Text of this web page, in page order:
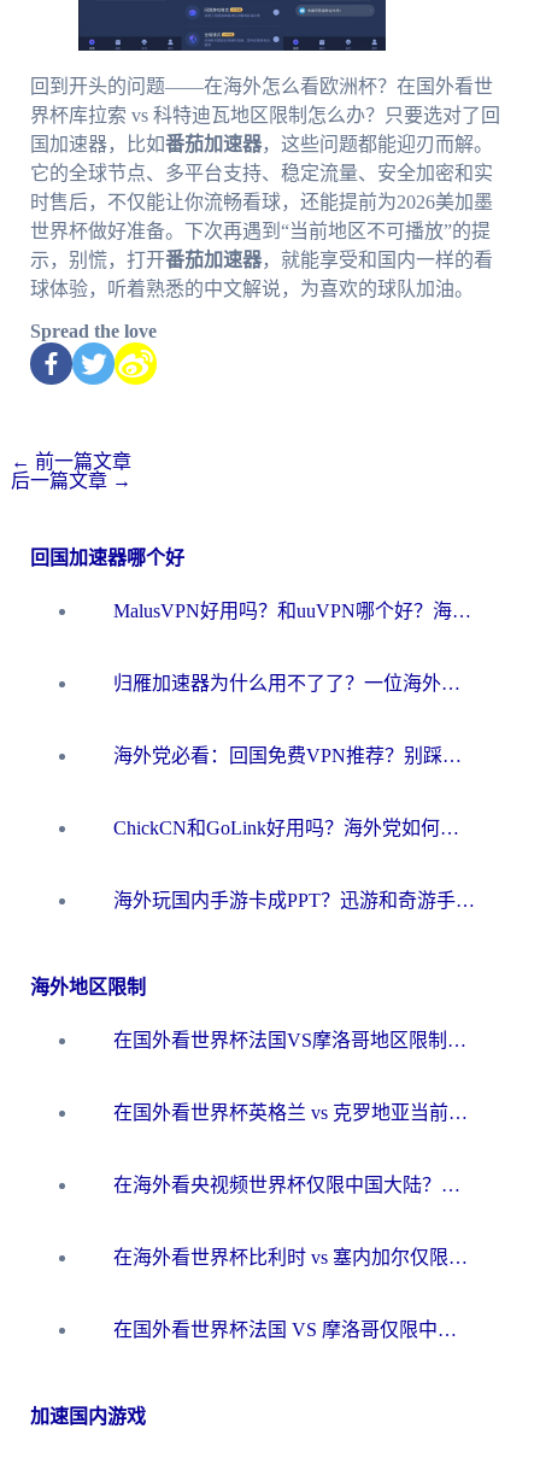
回到开头的问题——在海外怎么看欧洲杯？在国外看世
界杯库拉索 vs 科特迪瓦地区限制怎么办？只要选对了回
国加速器，比如番茄加速器，这些问题都能迎刃而解。
它的全球节点、多平台支持、稳定流量、安全加密和实
时售后，不仅能让你流畅看球，还能提前为2026美加墨
世界杯做好准备。下次再遇到“当前地区不可播放”的提
示，别慌，打开番茄加速器，就能享受和国内一样的看
球体验，听着熟悉的中文解说，为喜欢的球队加油。
Spread the love
← 前一篇文章
后一篇文章 →
回国加速器哪个好
MalusVPN好用吗？和uuVPN哪个好？海外党无缝访问国内资源的真实对比与选择指南
归雁加速器为什么用不了了？一位海外游子的真实困惑与技术解答
海外党必看：回国免费VPN推荐？别踩坑！教你选对加速器无缝刷国内资源
ChickCN和GoLink好用吗？海外党如何选对回国加速器
海外玩国内手游卡成PPT？迅游和奇游手游哪个好？一篇讲透回国加速器怎么选
海外地区限制
在国外看世界杯法国VS摩洛哥地区限制？这篇指南让你流畅看中文解说无压力
在国外看世界杯英格兰 vs 克罗地亚当前地区不可播放？这篇指南帮你搞定所有海外观赛难题
在海外看央视频世界杯仅限中国大陆？这篇指南帮你解锁中文解说+无卡顿直播
在海外看世界杯比利时 vs 塞内加尔仅限中国大陆？我找到了最流畅的中文解说之路
在国外看世界杯法国 VS 摩洛哥仅限中国大陆？海外党这样看中文解说赛事不卡顿
加速国内游戏